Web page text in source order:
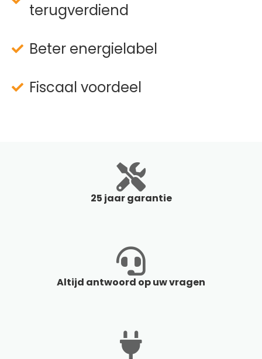
terugverdiend
Beter energielabel
Fiscaal voordeel
25 jaar garantie
Altijd antwoord op uw vragen